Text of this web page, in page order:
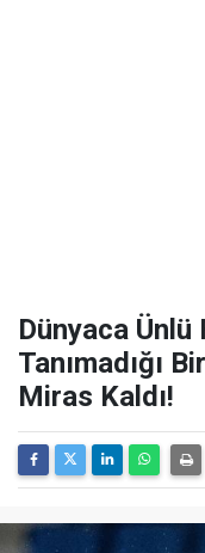
Dünyaca
Tanımadığı
Miras Kaldı!